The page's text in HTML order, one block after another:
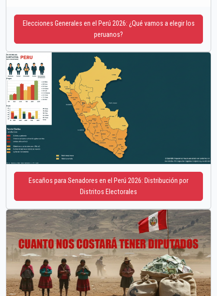
Elecciones Generales en el Perú 2026: ¿Qué vamos a elegir los
peruanos?
Escaños para Senadores en el Perú 2026: Distribución por
Distritos Electorales